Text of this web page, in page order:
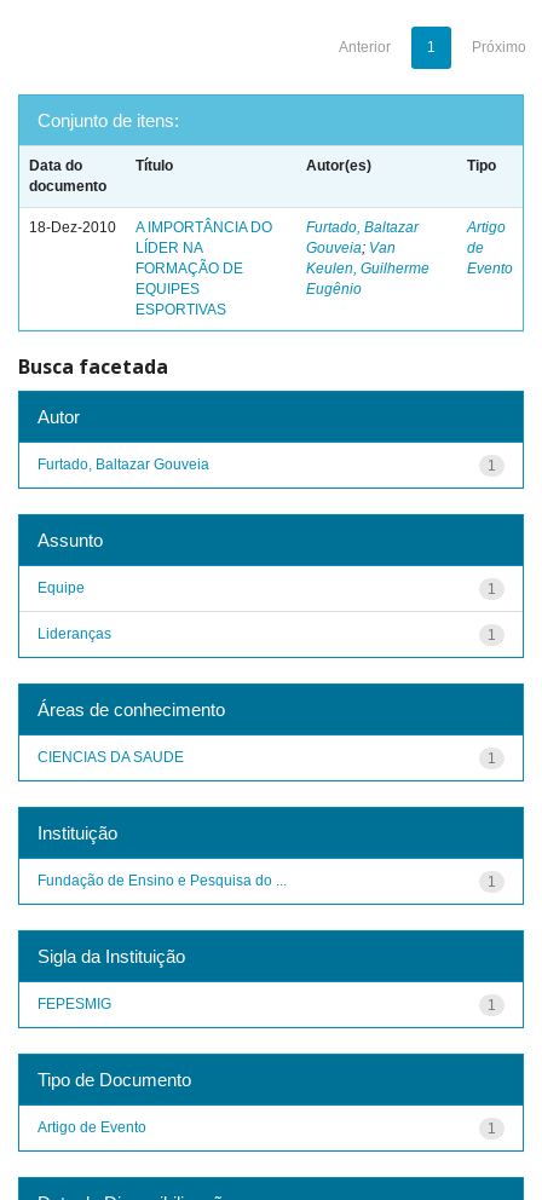
Anterior 1 Próximo
Conjunto de itens:
Data do
documento
Título Autor(es) Tipo
18-Dez-2010
A IMPORTÂNCIA DO
LÍDER NA
FORMAÇÃO DE
EQUIPES
ESPORTIVAS
Furtado, Baltazar
Gouveia; Van
Keulen, Guilherme
Eugênio
Artigo
de
Evento
Busca facetada
Autor
1
Furtado, Baltazar Gouveia
Assunto
1
Equipe
1
Lideranças
Áreas de conhecimento
1
CIENCIAS DA SAUDE
Instituição
1
Fundação de Ensino e Pesquisa do ...
Sigla da Instituição
1
FEPESMIG
Tipo de Documento
1
Artigo de Evento